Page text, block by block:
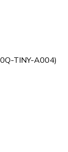
TINY-A004)